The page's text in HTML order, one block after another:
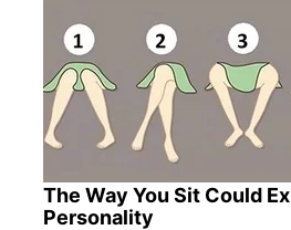
The Way You Sit Could
Personality